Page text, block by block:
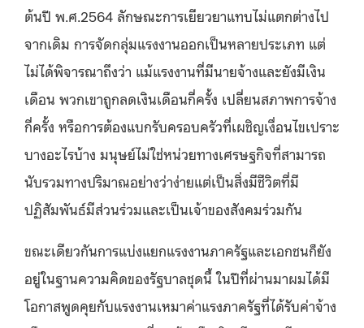
ต้นปี พ.ศ.2564 ลักษณะการเยียวยาแทบไม่แตกต่างไป
จากเดิม การจัดกลุ่มแรงงานออกเป็นหลายประเภท แต่
ไม่ได้พิจารณาถึงว่า แม้แรงงานที่มีนายจ้างและยังมีเงิน
เดือน พวกเขาถูกลดเงินเดือนกี่ครั้ง เปลี่ยนสภาพการจ้าง
กี่ครั้ง หรือการต้องแบกรับครอบครัวที่เผชิญเงื่อนไขเปราะ
บางอะไรบ้าง มนุษย์ไม่ใช่หน่วยทางเศรษฐกิจที่สามารถ
นับรวมทางปริมาณอย่างว่าง่ายแต่เป็นสิ่งมีชีวิตที่มี
ปฏิสัมพันธ์มีส่วนร่วมและเป็นเจ้าของสังคมร่วมกัน
ขณะเดียวกันการแบ่งแยกแรงงานภาครัฐและเอกชนก็ยัง
อยู่ในฐานความคิดของรัฐบาลชุดนี้ ในปีที่ผ่านมาผมได้มี
โอกาสพูดคุยกับแรงงานเหมาค่าแรงภาครัฐที่ได้รับค่าจ้าง